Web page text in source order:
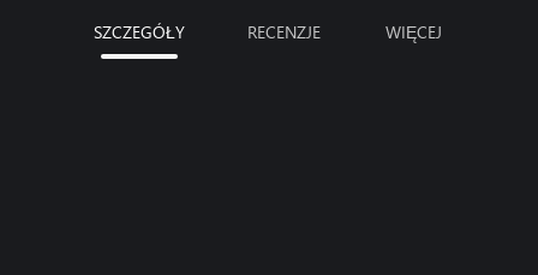
SZCZEGÓŁY RECENZJE WIĘCEJ